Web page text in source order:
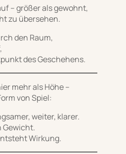
– größer als gewohnt,
zu übersehen.
den Raum,
des Geschehens.
mehr als Höhe –
von Spiel:
weiter, klarer.
Gewicht.
Wirkung.